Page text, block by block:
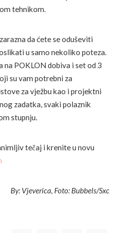
tehnikom.
da ćete se oduševiti
u samo nekoliko poteza.
na POKLON dobiva i set od 3
su vam potrebni za
za vježbu kao i projektni
zadatka, svaki polaznik
stupnju.
tečaj i krenite u novu
By: Vjeverica, Foto: Bubbels/Sxc